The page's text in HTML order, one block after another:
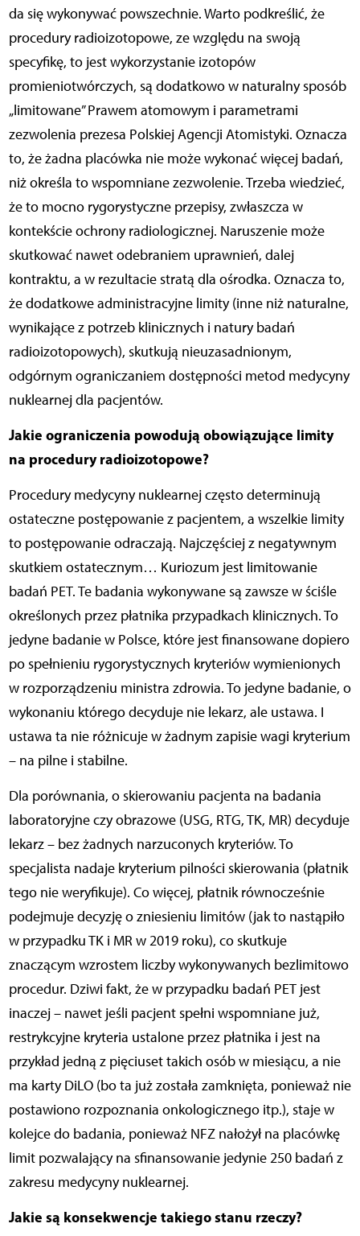
da się wykonywać powszechnie. Warto podkreślić, że
procedury radioizotopowe, ze względu na swoją
specyfikę, to jest wykorzystanie izotopów
promieniotwórczych, są dodatkowo w naturalny sposób
„limitowane” Prawem atomowym i parametrami
zezwolenia prezesa Polskiej Agencji Atomistyki. Oznacza
to, że żadna placówka nie może wykonać więcej badań,
niż określa to wspomniane zezwolenie. Trzeba wiedzieć,
że to mocno rygorystyczne przepisy, zwłaszcza w
kontekście ochrony radiologicznej. Naruszenie może
skutkować nawet odebraniem uprawnień, dalej
kontraktu, a w rezultacie stratą dla ośrodka. Oznacza to,
że dodatkowe administracyjne limity (inne niż naturalne,
wynikające z potrzeb klinicznych i natury badań
radioizotopowych), skutkują nieuzasadnionym,
odgórnym ograniczaniem dostępności metod medycyny
nuklearnej dla pacjentów.
Jakie ograniczenia powodują obowiązujące limity
na procedury radioizotopowe?
Procedury medycyny nuklearnej często determinują
ostateczne postępowanie z pacjentem, a wszelkie limity
to postępowanie odraczają. Najczęściej z negatywnym
skutkiem ostatecznym… Kuriozum jest limitowanie
badań PET. Te badania wykonywane są zawsze w ściśle
określonych przez płatnika przypadkach klinicznych. To
jedyne badanie w Polsce, które jest finansowane dopiero
po spełnieniu rygorystycznych kryteriów wymienionych
w rozporządzeniu ministra zdrowia. To jedyne badanie, o
wykonaniu którego decyduje nie lekarz, ale ustawa. I
ustawa ta nie różnicuje w żadnym zapisie wagi kryterium
– na pilne i stabilne.
Dla porównania, o skierowaniu pacjenta na badania
laboratoryjne czy obrazowe (USG, RTG, TK, MR) decyduje
lekarz – bez żadnych narzuconych kryteriów. To
specjalista nadaje kryterium pilności skierowania (płatnik
tego nie weryfikuje). Co więcej, płatnik równocześnie
podejmuje decyzję o zniesieniu limitów (jak to nastąpiło
w przypadku TK i MR w 2019 roku), co skutkuje
znaczącym wzrostem liczby wykonywanych bezlimitowo
procedur. Dziwi fakt, że w przypadku badań PET jest
inaczej – nawet jeśli pacjent spełni wspomniane już,
restrykcyjne kryteria ustalone przez płatnika i jest na
przykład jedną z pięciuset takich osób w miesiącu, a nie
ma karty DiLO (bo ta już została zamknięta, ponieważ nie
postawiono rozpoznania onkologicznego itp.), staje w
kolejce do badania, ponieważ NFZ nałożył na placówkę
limit pozwalający na sfinansowanie jedynie 250 badań z
zakresu medycyny nuklearnej.
Jakie są konsekwencje takiego stanu rzeczy?